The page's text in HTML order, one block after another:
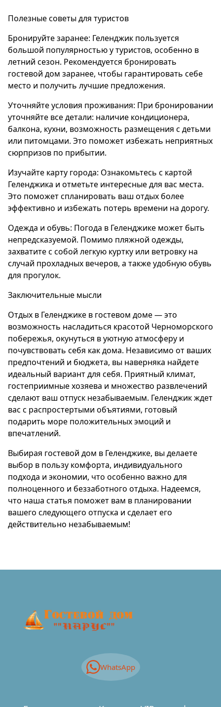
Полезные советы для туристов
Бронируйте заранее: Геленджик пользуется
большой популярностью у туристов, особенно в
летний сезон. Рекомендуется бронировать
гостевой дом заранее, чтобы гарантировать себе
место и получить лучшие предложения.
Уточняйте условия проживания: При бронировании
уточняйте все детали: наличие кондиционера,
балкона, кухни, возможность размещения с детьми
или питомцами. Это поможет избежать неприятных
сюрпризов по прибытии.
Изучайте карту города: Ознакомьтесь с картой
Геленджика и отметьте интересные для вас места.
Это поможет спланировать ваш отдых более
эффективно и избежать потерь времени на дорогу.
Одежда и обувь: Погода в Геленджике может быть
непредсказуемой. Помимо пляжной одежды,
захватите с собой легкую куртку или ветровку на
случай прохладных вечеров, а также удобную обувь
для прогулок.
Заключительные мысли
Отдых в Геленджике в гостевом доме — это
возможность насладиться красотой Черноморского
побережья, окунуться в уютную атмосферу и
почувствовать себя как дома. Независимо от ваших
предпочтений и бюджета, вы наверняка найдете
идеальный вариант для себя. Приятный климат,
гостеприимные хозяева и множество развлечений
сделают ваш отпуск незабываемым. Геленджик ждет
вас с распростертыми объятиями, готовый
подарить море положительных эмоций и
впечатлений.
Выбирая гостевой дом в Геленджике, вы делаете
выбор в пользу комфорта, индивидуального
подхода и экономии, что особенно важно для
полноценного и беззаботного отдыха. Надеемся,
что наша статья поможет вам в планировании
вашего следующего отпуска и сделает его
действительно незабываемым!
WhatsApp